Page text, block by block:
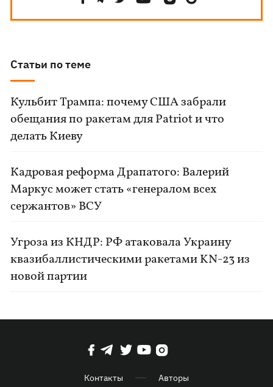
Статьи по теме
Кульбит Трампа: почему США забрали
обещания по ракетам для Patriot и что
делать Киеву
Кадровая реформа Драпатого: Валерий
Маркус может стать «генералом всех
сержантов» ВСУ
Угроза из КНДР: РФ атаковала Украину
квазибаллистическими ракетами KN-23 из
новой партии
Контакты Авторы